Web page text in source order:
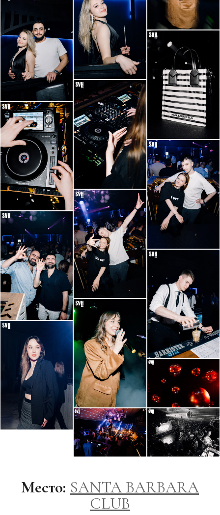
Место: SANTA BARBARA
CLUB